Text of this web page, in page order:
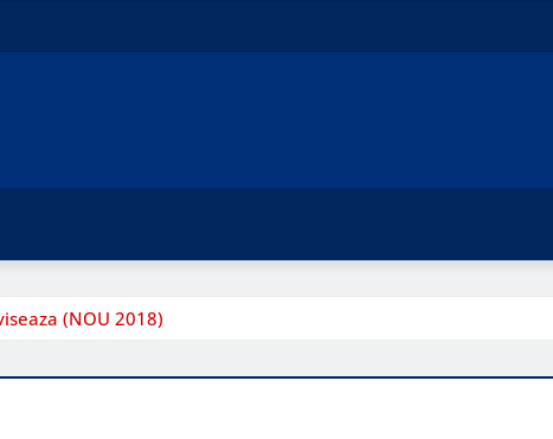
(NOU 2018)